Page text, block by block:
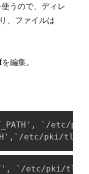
うので、ディレ
、ファイルは
編集。
`/etc/
etc/pki/
`/etc/pki/